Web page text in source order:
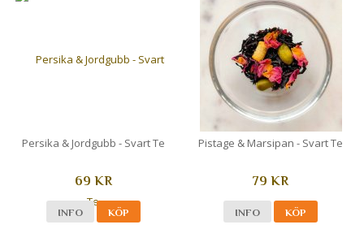
Persika & Jordgubb - Svart Te
69 KR
INFO KÖP
Pistage & Marsipan - Svart Te
79 KR
INFO KÖP